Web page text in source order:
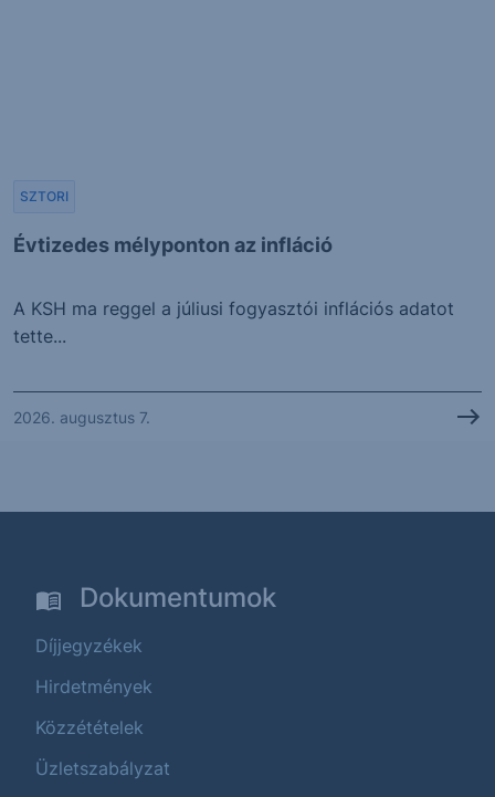
Évtizedes mélyponton az infláció
SZTORI
A KSH ma reggel a júliusi fogyasztói inflációs adatot
tette...
2026. augusztus 7.
Dokumentumok
Díjjegyzékek
Hirdetmények
Közzétételek
Üzletszabályzat